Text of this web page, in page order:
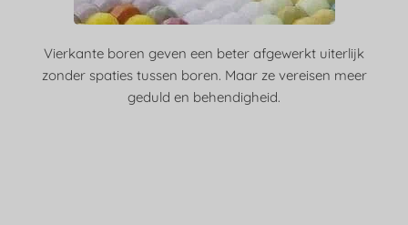
Vierkante boren geven een beter afgewerkt uiterlijk
zonder spaties tussen boren. Maar ze vereisen meer
geduld en behendigheid.